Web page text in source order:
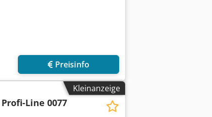
Preisinfo
Kleinanzeige
Profi-Line 0077